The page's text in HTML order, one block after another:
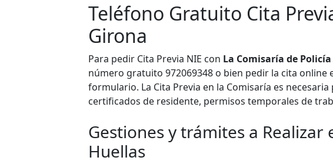
Teléfono Gratuito Cita
Girona
Para pedir Cita Previa NIE con La Comisaría de
número gratuito 972069348 o bien pedir la cita online
formulario. La Cita Previa en la Comisaría es
certificados de residente, permisos temporales de
Gestiones y trámites a Realizar
Huellas